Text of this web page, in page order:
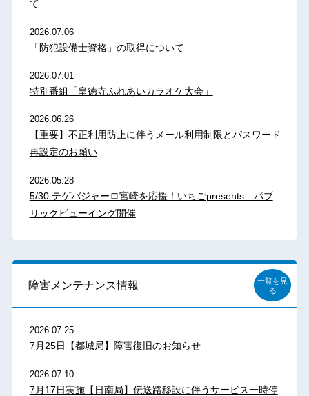
て
2026.07.06
「防犯設備士資格」の取得について
2026.07.01
特別番組「皇徳寺ふれあいカラオケ大会」
2026.06.26
【重要】不正利用防止に伴うメール利用制限とパスワード
再設定のお願い
2026.05.28
5/30 テゲバジャーロ宮崎を応援！いちごpresents パブ
リックビューイング開催
障害メンテナンス情報
一覧を見
る
2026.07.25
7月25日【都城局】障害復旧のお知らせ
2026.07.10
7月17日実施【日南局】伝送路移設に伴うサービス一時停